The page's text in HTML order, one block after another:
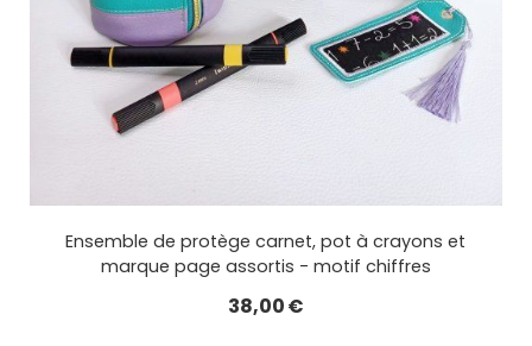
Ensemble de protège carnet, pot à crayons et
marque page assortis - motif chiffres
38,00€